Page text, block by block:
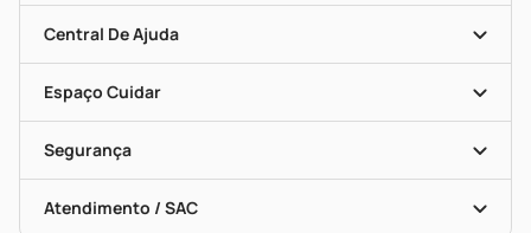
Mapa De Categorias
Blog Da PP
Seja Uma Loja Parceira
Clube PP
Convênios
Programa Popular Do Brasil
Encarte De Ofertas
Dermaclub
Descontos De Laboratório (PBM)
Cupons E Ofertas
Central De Ajuda
Entrega
Recompra Programada
Compras Com Receita
Alomed (tele-Entrega)
Formas De Pagamento
Troca E Devolução
Bulas De A A Z
Políticas De Marketplace
Espaço Cuidar
Vacinas
Serviços Farmacêuticos
Testes Rápidos
Autoteste Covid-19
Segurança
Certificado De Segurança
Portal Da Privacidade
Atendimento / SAC